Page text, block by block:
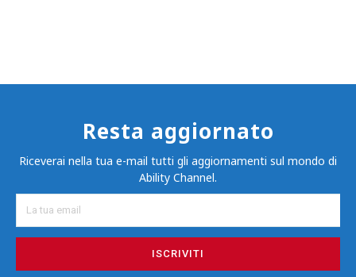
Resta aggiornato
Riceverai nella tua e-mail tutti gli aggiornamenti sul mondo di
Ability Channel.
ISCRIVITI